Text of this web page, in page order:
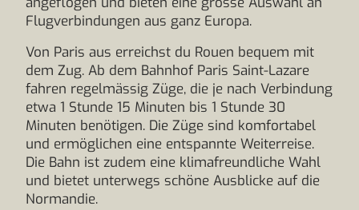
Flugverbindungen aus ganz Europa.
Von Paris aus erreichst du Rouen bequem mit
dem Zug. Ab dem Bahnhof Paris Saint-Lazare
fahren regelmässig Züge, die je nach Verbindung
etwa 1 Stunde 15 Minuten bis 1 Stunde 30
Minuten benötigen. Die Züge sind komfortabel
und ermöglichen eine entspannte Weiterreise.
Die Bahn ist zudem eine klimafreundliche Wahl
und bietet unterwegs schöne Ausblicke auf die
Normandie.